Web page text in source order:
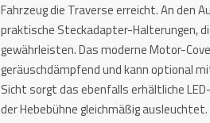
Fahrzeug die Traverse erreicht. An den
praktische Steckadapter-Halterungen,
gewährleisten. Das moderne Motor-
geräuschdämpfend und kann optional
Sicht sorgt das ebenfalls erhältliche
der Hebebühne gleichmäßig ausleuchtet.